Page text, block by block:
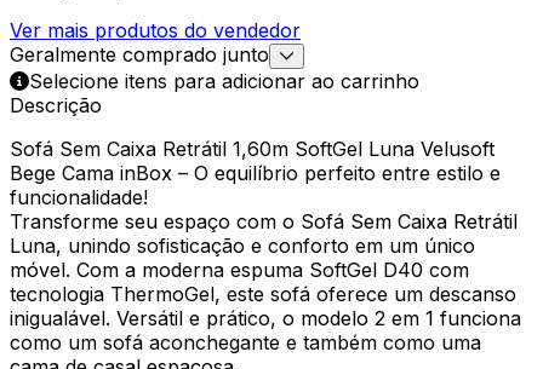
Ver mais produtos do vendedor
Geralmente comprado junto
Selecione itens para adicionar ao carrinho
Descrição
Sofá Sem Caixa Retrátil 1,60m SoftGel Luna Velusoft
Bege Cama inBox – O equilíbrio perfeito entre estilo e
funcionalidade!
Transforme seu espaço com o Sofá Sem Caixa Retrátil
Luna, unindo sofisticação e conforto em um único
móvel. Com a moderna espuma SoftGel D40 com
tecnologia ThermoGel, este sofá oferece um descanso
inigualável. Versátil e prático, o modelo 2 em 1 funciona
como um sofá aconchegante e também como uma